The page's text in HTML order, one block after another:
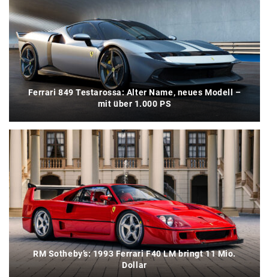
Ferrari 849 Testarossa: Alter Name, neues Modell –
mit über 1.000 PS
RM Sotheby’s: 1993 Ferrari F40 LM bringt 11 Mio.
Dollar